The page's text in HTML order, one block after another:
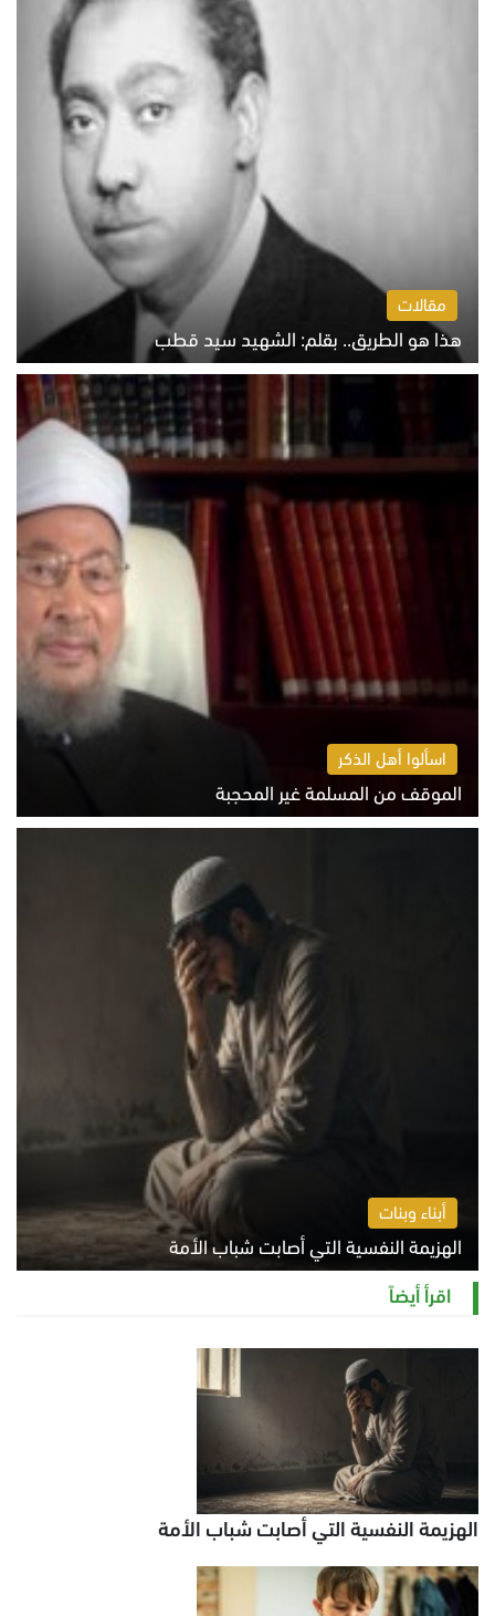
مقالات
هذا هو الطريق.. بقلم: الشهيد سيد قطب
الخميس 6 أغسطس 2026 10:52 ص
اسألوا أهل الذكر
الموقف من المسلمة غير المحجبة
الخميس 6 أغسطس 2026 10:45 ص
أبناء وبنات
الهزيمة النفسية التي أصابت شباب الأمة
الخميس 6 أغسطس 2026 11:12 ص
اقرأ أيضاً
الهزيمة النفسية التي أصابت شباب الأمة